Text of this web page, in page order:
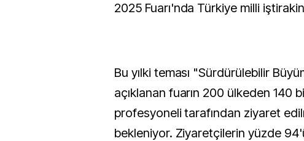
2025 Fuarı'nda Türkiye milli
Bu yılki teması "Sürdürülebilir
açıklanan fuarın 200 ülkeden 140
profesyoneli tarafından ziyaret
bekleniyor. Ziyaretçilerin yüzde